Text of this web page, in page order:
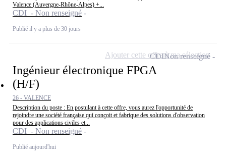
Valence (Auvergne-Rhône-Alpes) +...
CDI - Non renseigné
Publié il y a plus de 30 jours
Ingénieur électronique FPGA
(H/F)
26 - VALENCE
Description du poste : En postulant à cette offre, vous aurez l'opportunité de
rejoindre une société française qui conçoit et fabrique des solutions d'observation
pour des applications civiles et...
CDI - Non renseigné
Publié aujourd'hui
CDINon renseigné
Ajouter cette offre à ma sélection